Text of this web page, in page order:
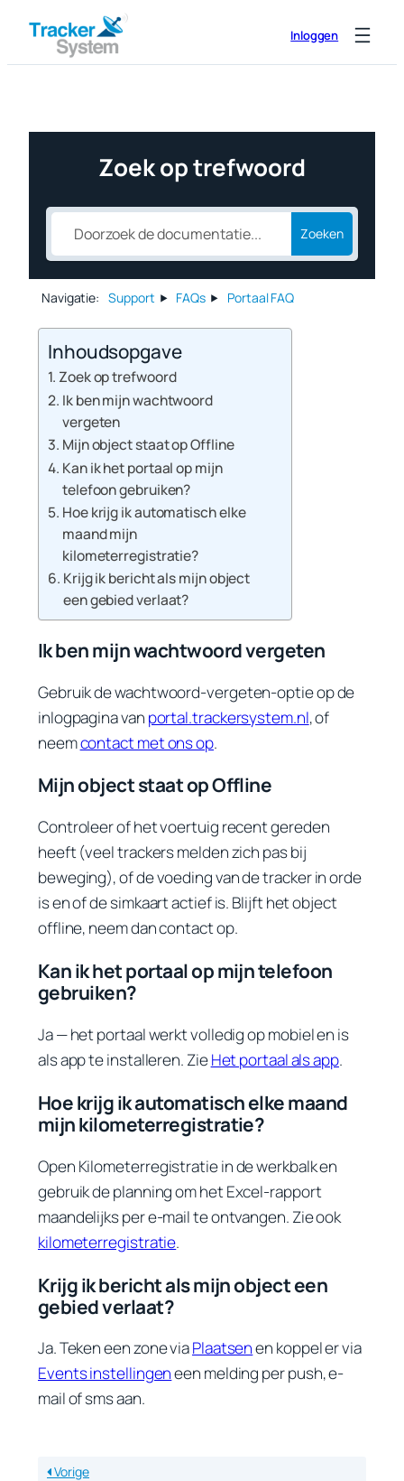
naar
de
Inloggen
Zoek op trefwoord
Zoeken
Navigatie: Support FAQs Portaal FAQ
Inhoudsopgave
Zoek op trefwoord
Ik ben mijn wachtwoord
vergeten
Mijn object staat op Offline
Kan ik het portaal op mijn
telefoon gebruiken?
Hoe krijg ik automatisch elke
maand mijn
kilometerregistratie?
Krijg ik bericht als mijn object
een gebied verlaat?
Ik ben mijn wachtwoord vergeten
Gebruik de wachtwoord-vergeten-optie op de
inlogpagina van portal.trackersystem.nl, of
neemcontact met ons op.
Mijn object staat op Offline
Controleer of het voertuig recent gereden
heeft (veel trackers melden zich pas bij
beweging), of de voeding van de tracker in orde
is en of de simkaart actief is. Blijft het object
offline, neem dan contact op.
Kan ik het portaal op mijn telefoon
gebruiken?
Ja — het portaal werkt volledig op mobiel en is
als app te installeren. ZieHet portaal als app.
Hoe krijg ik automatisch elke maand
mijn kilometerregistratie?
Open Kilometerregistratiein de werkbalk en
gebruik de planning om het Excel-rapport
maandelijks per e-mail te ontvangen. Zie ook
kilometerregistratie.
Krijg ik bericht als mijn object een
gebied verlaat?
Ja. Teken een zone viaPlaatsenen koppel er via
Events instellingeneen melding per push, e-
mail of sms aan.
Vorige